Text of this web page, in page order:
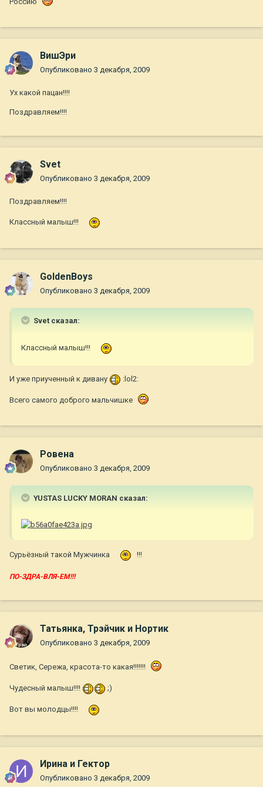
ВишЭри
Опубликовано 3 декабря, 2009
Ух какой пацан!!!!
Поздравляем!!!!
Svet
Опубликовано 3 декабря, 2009
Поздравляем!!!!
Классный малыш!!!
GoldenBoys
Опубликовано 3 декабря, 2009
Svet сказал:
Классный малыш!!!
И уже приученный к дивану :lol2:
Всего самого доброго мальчишке
Ровена
Опубликовано 3 декабря, 2009
YUSTAS LUCKY MORAN сказал:
Сурьёзный такой Мужчинка !!!
ПО-ЗДРА-ВЛЯ-ЕМ!!!
Татьянка, Трэйчик и Нортик
Опубликовано 3 декабря, 2009
Светик, Сережа, красота-то какая!!!!!!!
Чудесный малыш!!!! ;)
Вот вы молодцы!!!!
Ирина и Гектор
Опубликовано 3 декабря, 2009